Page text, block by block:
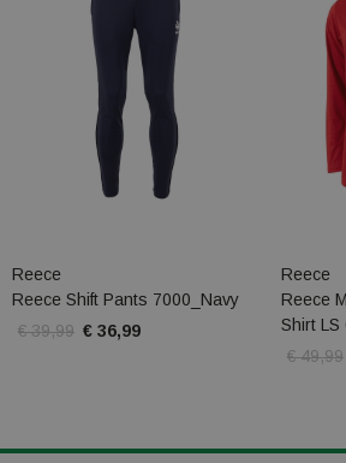
Reece
Reece Shift Pants 7000_Navy
€ 39,99 € 36,99
Reece
Reece
Shirt LS
€ 49,99